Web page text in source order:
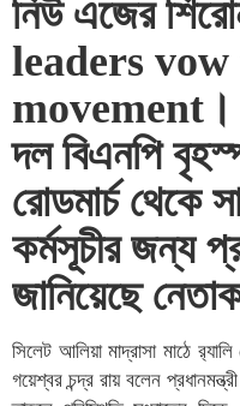
নিউ এজের
leaders
movement।
দল বিএনপি
রোডমার্চ থেকে
কর্মসূচীর জন্য
জানিয়েছে
সিলেট আলিয়া মাদ্রাসা মাঠে
গয়েশ্বর চন্দ্র রায় বলেন